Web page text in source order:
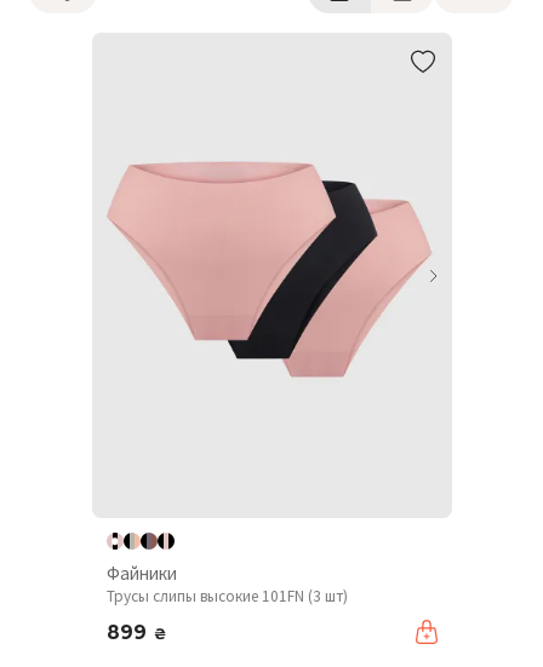
Файники
Трусы слипы высокие 101FN (3 шт)
899 ₴